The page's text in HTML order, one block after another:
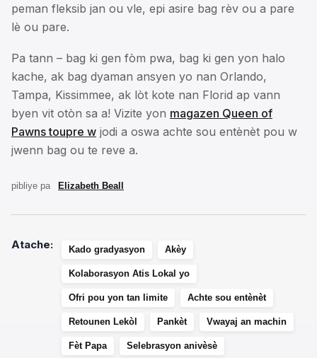
peman fleksib jan ou vle, epi asire bag rèv ou a pare
lè ou pare.
Pa tann – bag ki gen fòm pwa, bag ki gen yon halo
kache, ak bag dyaman ansyen yo nan Orlando,
Tampa, Kissimmee, ak lòt kote nan Florid ap vann
byen vit otòn sa a! Vizite yon magazen Queen of
Pawns toupre w jodi a oswa achte sou entènèt pou w
jwenn bag ou te reve a.
pibliye pa Elizabeth Beall
Atache: Kado gradyasyon Akèy
Kolaborasyon Atis Lokal yo
Ofri pou yon tan limite Achte sou entènèt
Retounen Lekòl Pankèt Vwayaj an machin
Fèt Papa Selebrasyon anivèsè